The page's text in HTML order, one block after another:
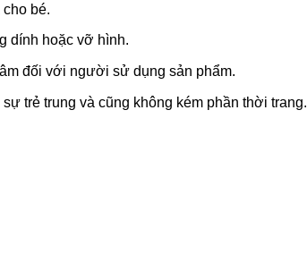
bé.
dính hoặc vỡ hình.
đối với người sử dụng sản phẩm.
trẻ trung và cũng không kém phần thời trang.